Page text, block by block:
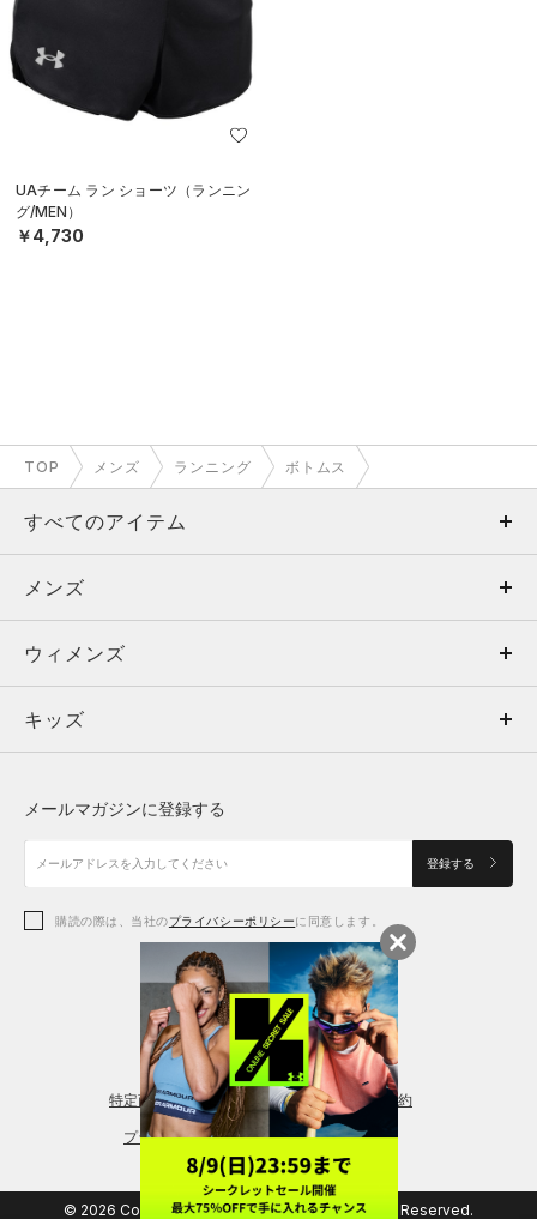
UAチーム ラン ショーツ（ランニン
グ/MEN）
￥4,730
TOP メンズ ランニング ボトムス
すべてのアイテム
メンズ
ウィメンズ
キッズ
アクセサリー
メンズ
トップス
ボトムス
アクセサリー
ウィメンズ
トップス
シューズ
アクセサリー
レギンス＆タイツ
キッズ
シューズ
メールマガジンに登録する
登録する
購読の際は、当社のプライバシーポリシーに同意します。
特定商取引法に基づく通販の表記 会員規約
プライバシーポリシー
© 2026 Copyright DOME Corporation. All Rights Reserved.